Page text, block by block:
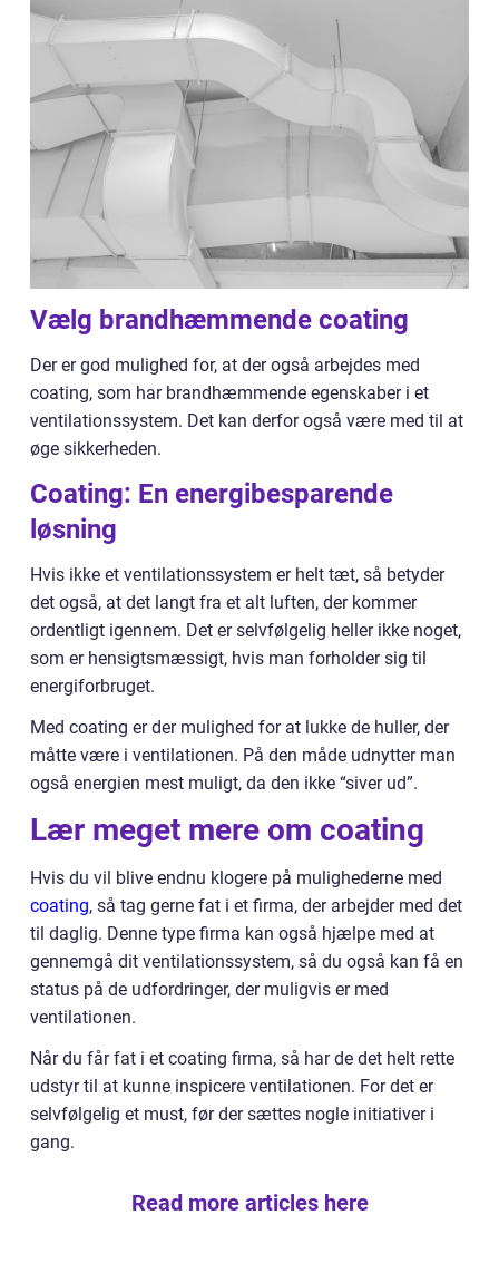
Vælg brandhæmmende coating
Der er god mulighed for, at der også arbejdes med
coating, som har brandhæmmende egenskaber i et
ventilationssystem. Det kan derfor også være med til at
øge sikkerheden.
Coating: En energibesparende
løsning
Hvis ikke et ventilationssystem er helt tæt, så betyder
det også, at det langt fra et alt luften, der kommer
ordentligt igennem. Det er selvfølgelig heller ikke noget,
som er hensigtsmæssigt, hvis man forholder sig til
energiforbruget.
Med coating er der mulighed for at lukke de huller, der
måtte være i ventilationen. På den måde udnytter man
også energien mest muligt, da den ikke “siver ud”.
Lær meget mere om coating
Hvis du vil blive endnu klogere på mulighederne med
coating, så tag gerne fat i et firma, der arbejder med det
til daglig. Denne type firma kan også hjælpe med at
gennemgå dit ventilationssystem, så du også kan få en
status på de udfordringer, der muligvis er med
ventilationen.
Når du får fat i et coating firma, så har de det helt rette
udstyr til at kunne inspicere ventilationen. For det er
selvfølgelig et must, før der sættes nogle initiativer i
gang.
Read more articles here